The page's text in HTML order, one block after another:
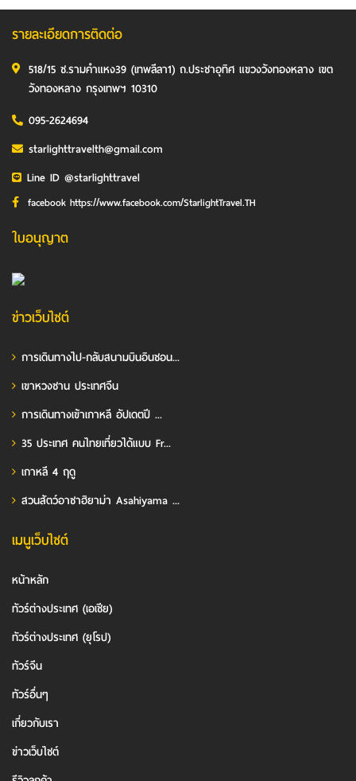
รายละเอียดการติดต่อ
518/15 ซ.รามคำแหง39 (เทพลีลา1) ถ.ประชาอุทิศ แขวงวังทองหลาง เขต
วังทองหลาง กรุงเทพฯ 10310
095-2624694
starlighttravelth@gmail.com
Line ID @starlighttravel
facebook https://www.facebook.com/StarlightTravel.TH
ใบอนุญาต
ข่าวเว็บไซต์
การเดินทางไป-กลับสนามบินอินชอน...
เขาหวงซาน ประเทศจีน
การเดินทางเข้าเกาหลี อัปเดตปี ...
35 ประเทศ คนไทยเที่ยวได้แบบ Fr...
เกาหลี 4 ฤดู
สวนสัตว์อาซาฮิยาม่า Asahiyama ...
เมนูเว็บไซต์
หน้าหลัก
ทัวร์ต่างประเทศ (เอเชีย)
ทัวร์ต่างประเทศ (ยุโรป)
ทัวร์จีน
ทัวร์อื่นๆ
เกี่ยวกับเรา
ข่าวเว็บไซต์